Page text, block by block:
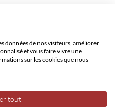
données de nos visiteurs, améliorer
et vous faire vivre une
sur les cookies que nous
tout